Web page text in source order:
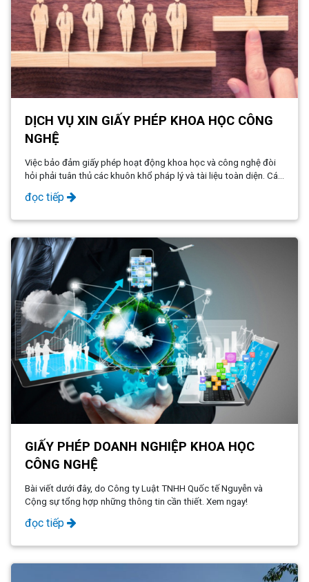
DỊCH VỤ XIN GIẤY PHÉP KHOA HỌC CÔNG
NGHỆ
Việc bảo đảm giấy phép hoạt động khoa học và công nghệ đòi
hỏi phải tuân thủ các khuôn khổ pháp lý và tài liệu toàn diện. Các
tổ chức có thể hợp lý hóa quy trình và tăng cường tuân thủ bằng
cách tận dụng các dịch vụ tư vấn và pháp lý chuyên nghiệp.
đọc tiếp
GIẤY PHÉP DOANH NGHIỆP KHOA HỌC
CÔNG NGHỆ
Bài viết dưới đây, do Công ty Luật TNHH Quốc tế Nguyễn và
Cộng sự tổng hợp những thông tin cần thiết. Xem ngay!
đọc tiếp